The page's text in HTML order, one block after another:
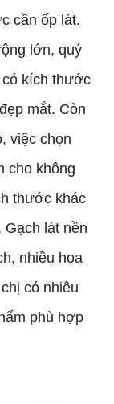
cần ốp lát.
lớn, quý
có kích thước
mắt. Còn
việc chọn
cho không
thước khác
Gạch lát nền
nhiều hoa
có nhiêu
phù hợp